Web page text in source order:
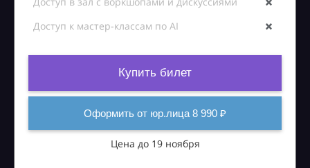
Доступ к мастер-классам по AI
Купить билет
Оформить от юр.лица 8 990 ₽
Цена до 19 ноября